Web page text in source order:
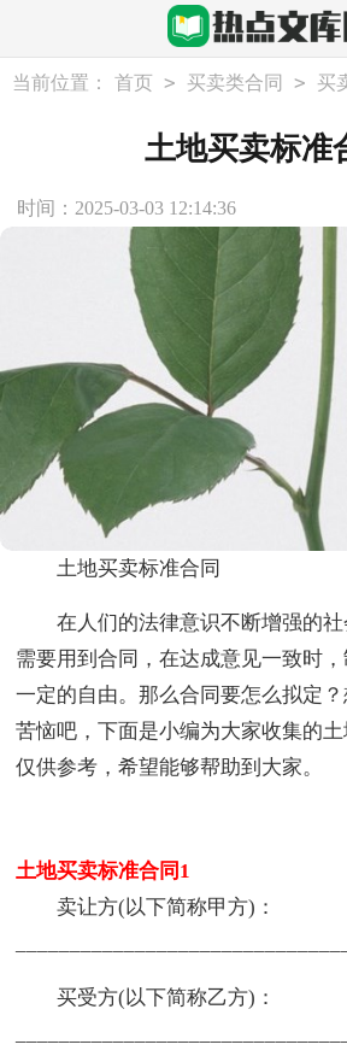
当前位置： 首页 > 买卖类合同 > 买
土地买卖标准
时间：2025-03-03 12:14:36
土地买卖标准合同
在人们的法律意识不断增强的
需要用到合同，在达成意见一致时
一定的自由。那么合同要怎么拟定
苦恼吧，下面是小编为大家收集的土
仅供参考，希望能够帮助到大家。
土地买卖标准合同1
卖让方(以下简称甲方)：
买受方(以下简称乙方)：